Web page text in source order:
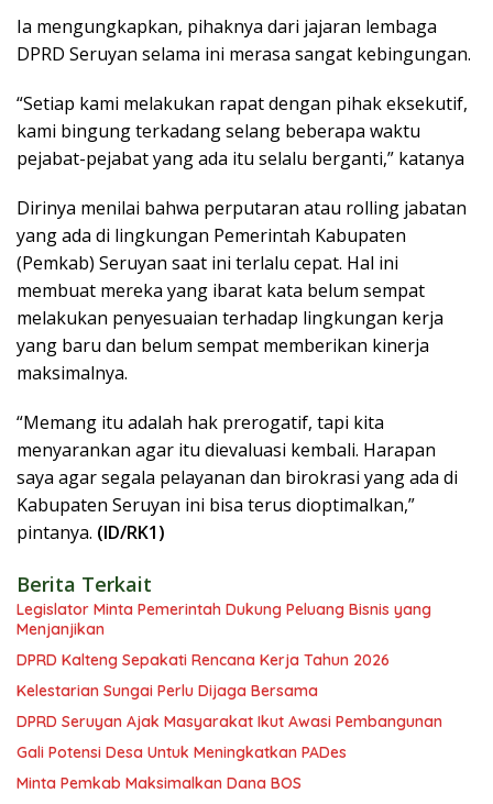
Ia mengungkapkan, pihaknya dari jajaran lembaga
DPRD Seruyan selama ini merasa sangat kebingungan.
“Setiap kami melakukan rapat dengan pihak eksekutif,
kami bingung terkadang selang beberapa waktu
pejabat-pejabat yang ada itu selalu berganti,” katanya
Dirinya menilai bahwa perputaran atau rolling jabatan
yang ada di lingkungan Pemerintah Kabupaten
(Pemkab) Seruyan saat ini terlalu cepat. Hal ini
membuat mereka yang ibarat kata belum sempat
melakukan penyesuaian terhadap lingkungan kerja
yang baru dan belum sempat memberikan kinerja
maksimalnya.
“Memang itu adalah hak prerogatif, tapi kita
menyarankan agar itu dievaluasi kembali. Harapan
saya agar segala pelayanan dan birokrasi yang ada di
Kabupaten Seruyan ini bisa terus dioptimalkan,”
pintanya. (ID/RK1)
Berita Terkait
Legislator Minta Pemerintah Dukung Peluang Bisnis yang
Menjanjikan
DPRD Kalteng Sepakati Rencana Kerja Tahun 2026
Kelestarian Sungai Perlu Dijaga Bersama
DPRD Seruyan Ajak Masyarakat Ikut Awasi Pembangunan
Gali Potensi Desa Untuk Meningkatkan PADes
Minta Pemkab Maksimalkan Dana BOS